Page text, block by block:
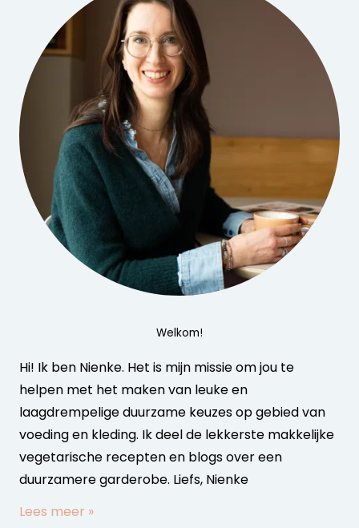
Welkom!
Hi! Ik ben Nienke. Het is mijn missie om jou te
helpen met het maken van leuke en
laagdrempelige duurzame keuzes op gebied van
voeding en kleding. Ik deel de lekkerste makkelijke
vegetarische recepten en blogs over een
duurzamere garderobe. Liefs, Nienke
Lees meer »